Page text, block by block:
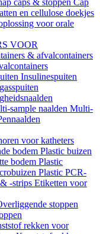
caps & stoppen Cap
en cellulose doekjes
voor orale
VOOR
& afvalcontainers
Insulinespuiten
sample naalden Multi-
voor katheters
bodem Plastic buizen
bodem Plastic
Plastic PCR-
-strips Etiketten voor
stoppen
rekken voor